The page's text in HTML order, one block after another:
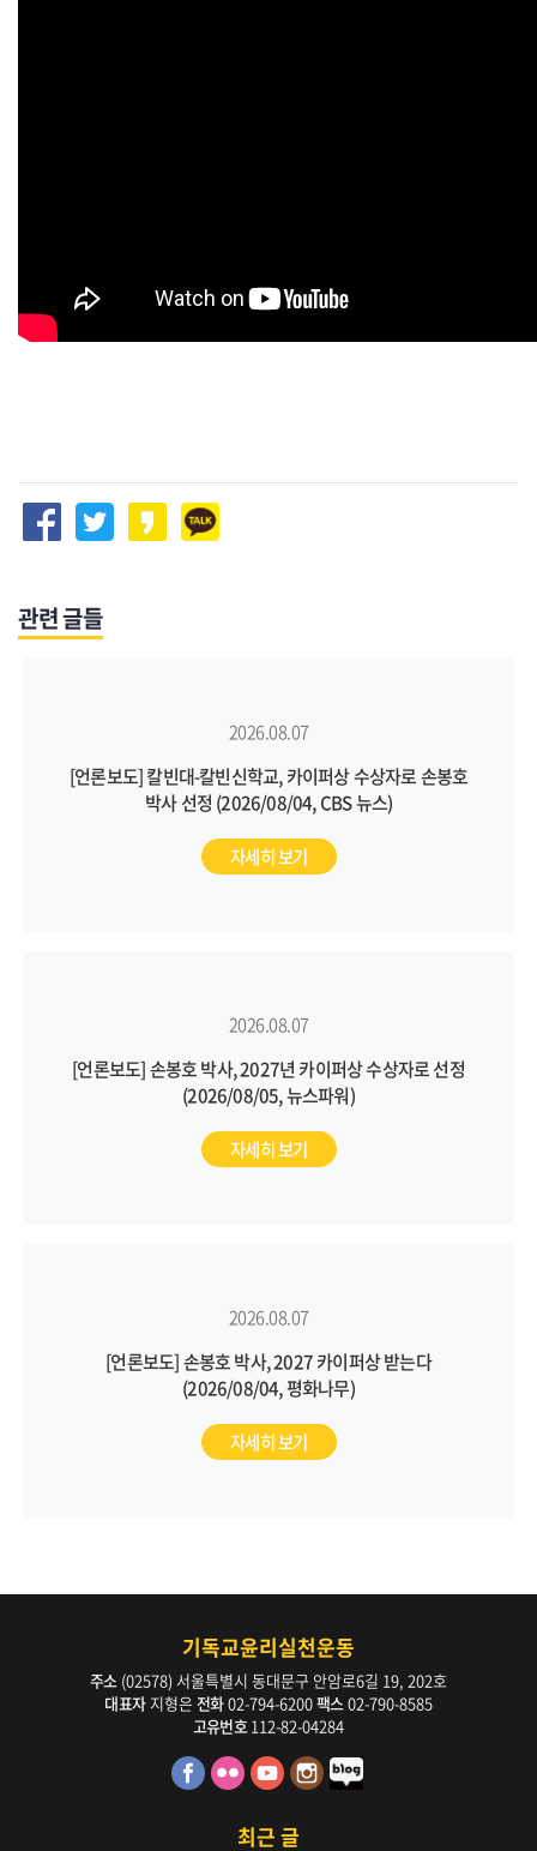
관련 글들
2026.08.07
[언론보도] 칼빈대-칼빈신학교, 카이퍼상 수상자로 손봉호
박사 선정 (2026/08/04, CBS 뉴스)
자세히 보기
2026.08.07
[언론보도] 손봉호 박사, 2027년 카이퍼상 수상자로 선정
(2026/08/05, 뉴스파워)
자세히 보기
2026.08.07
[언론보도] 손봉호 박사, 2027 카이퍼상 받는다
(2026/08/04, 평화나무)
자세히 보기
기독교윤리실천운동
주소 (02578) 서울특별시 동대문구 안암로6길 19, 202호
대표자지형은 전화02-794-6200팩스 02-790-8585
고유번호 112-82-04284
최근 글